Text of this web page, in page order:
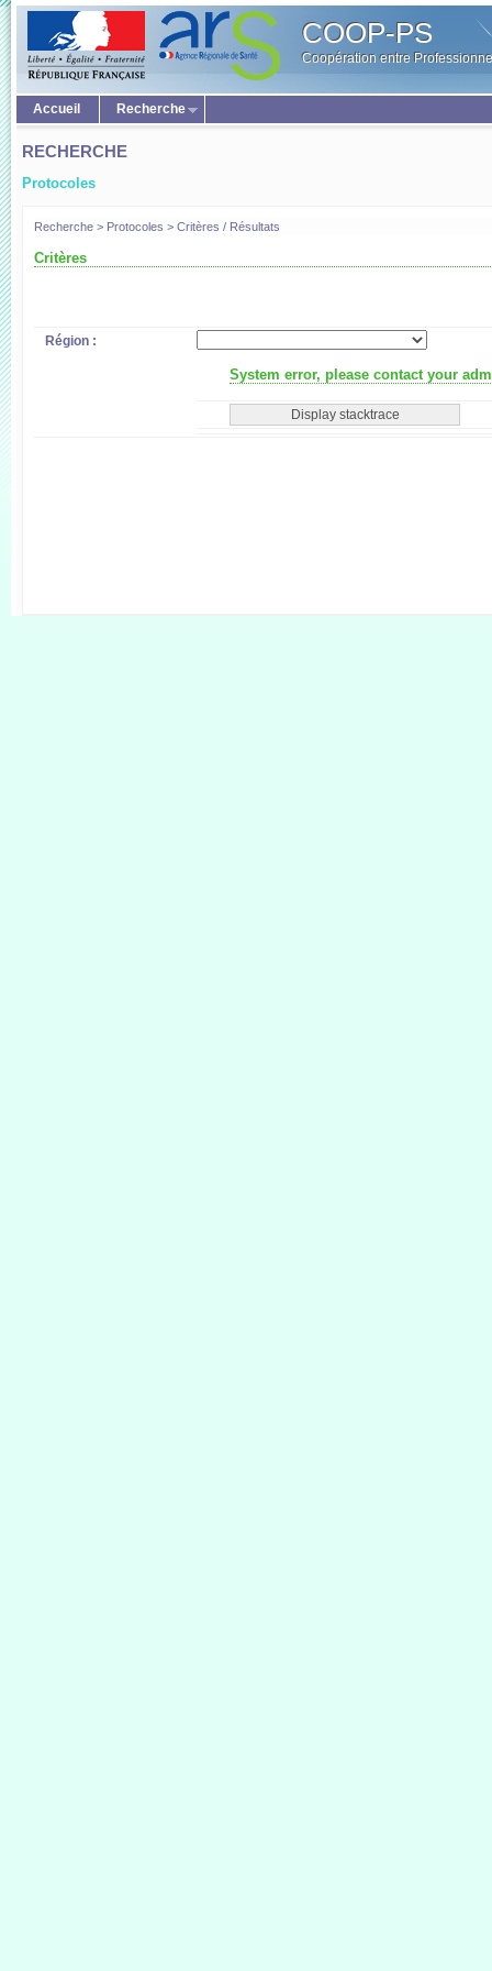
COOP-PS
Coopération entre
Accueil Recherche
RECHERCHE
Protocoles
Recherche > Protocoles > Critères / Résultats
Critères
Région :
System error, please contact your